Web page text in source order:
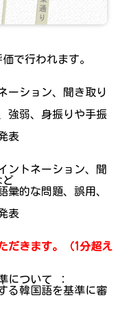
で行われます。
ション、聞き取り
弱、身振りや手振
表
トネーション、聞
ど
的な問題、誤用、
表
だきます。（1分超え
について ：
韓国語を基準に審